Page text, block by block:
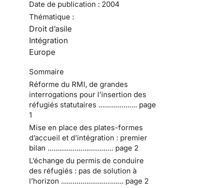
Date de publication : 2004
Thématique :
Droit d’asile
Intégration
Europe
Sommaire
Réforme du RMI, de grandes
interrogations pour l’insertion des
réfugiés statutaires .................... page
1
Mise en place des plates-formes
d’accueil et d’intégration : premier
bilan .................................. page 2
L’échange du permis de conduire
des réfugiés : pas de solution à
l’horizon ......................…....... page 2